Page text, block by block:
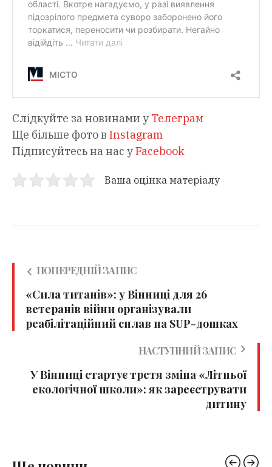
Слідкуйте за новинами у Телеграм
Ще більше фото в Instagram
Підписуйтесь на нас уFacebook
Ваша оцінка матеріалу
ПОПЕРЕДНІЙ ЗАПИС
«Сила титанів»: у Вінниці для 26
ветеранів війни організували
реабілітаційний сплав на SUP-дошках
НАСТУПНИЙ ЗАПИС
У Вінниці стартує третя зміна «Літньої
екологічної школи»: як зареєструвати
дитину